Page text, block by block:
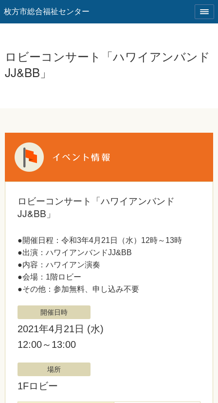
枚方市総合福祉センター
ロビーコンサート「ハワイアンバンド
JJ&BB」
ロビーコンサート「ハワイアンバンド
JJ&BB」
●開催日程：令和3年4月21日（水）12時～13時
●出演：ハワイアンバンドJJ&BB
●内容：ハワイアン演奏
●会場：1階ロビー
●その他：参加無料、申し込み不要
開催日時
2021年4月21日 (水)
12:00～13:00
場所
1Fロビー